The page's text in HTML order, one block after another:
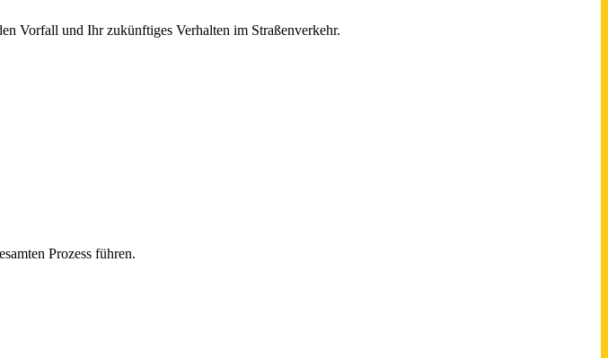
Vorfall und Ihr zukünftiges Verhalten im Straßenverkehr.
Prozess führen.